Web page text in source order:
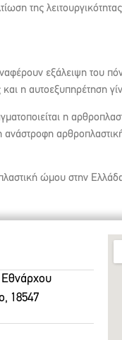
της
εξάλειψη του
η αυτοεξυπηρέτηση
η
ανάστροφη
ώμου στην
18547